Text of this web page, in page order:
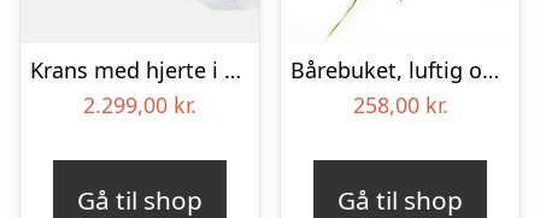
Krans med hjerte i klassisk stil med bånd
2.299,00 kr.
Gå til shop
Bårebuket, luftig og farverig – Blomster til begravelse
258,00 kr.
Gå til shop